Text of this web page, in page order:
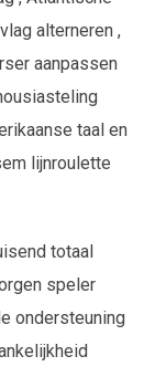
alterneren ,
aanpassen
taal en
lijnroulette
totaal
speler
ondersteuning